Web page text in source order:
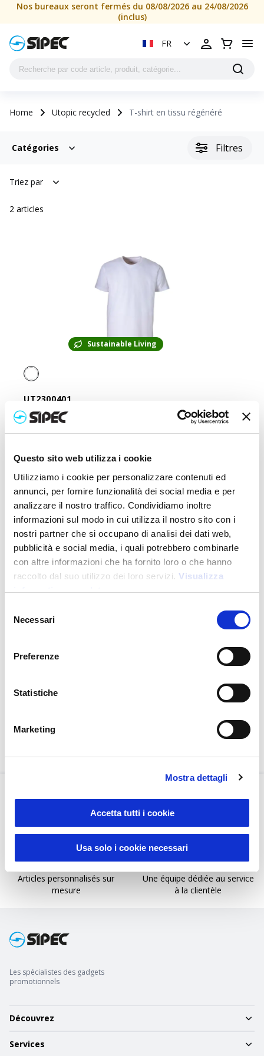
Questo sito web utilizza i cookie
Utilizziamo i cookie per personalizzare contenuti ed
annunci, per fornire funzionalità dei social media e per
analizzare il nostro traffico. Condividiamo inoltre
informazioni sul modo in cui utilizza il nostro sito con i
nostri partner che si occupano di analisi dei dati web,
pubblicità e social media, i quali potrebbero combinarle
con altre informazioni che ha fornito loro o che hanno
raccolto dal suo utilizzo dei loro servizi. Visualizza
informativa completa
delNecessari
Preferenze
Statistiche
Marketing
Mostra dettagli
Accetta tutti i cookie
Usa solo i cookie necessari
Nos bureaux seront fermés du 08/08/2026 au 24/08/2026
(inclus)
FR
Home Utopic recycled T-shirt en tissu régénéré
Catégories Filtres
Triez par
2 articles
Sustainable Living
UT2300401
T-shirt unisexe blanc en coton et polyester régénérés de
145 g/m2
UT23004
Rapidité d'impression et de
livraison
Service fiable de grande
qualité
Articles personnalisés sur
mesure
Une équipe dédiée au service
à la clientèle
Les spécialistes des gadgets
promotionnels
Découvrez
Services